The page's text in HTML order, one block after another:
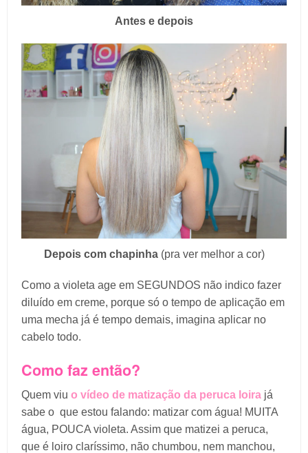
Antes e depois
Depois com chapinha (pra ver melhor a cor)
Como a violeta age em SEGUNDOS não indico fazer
diluído em creme, porque só o tempo de aplicação em
uma mecha já é tempo demais, imagina aplicar no
cabelo todo.
Como faz então?
Quem viu o vídeo de matização da peruca loira já
sabe o que estou falando: matizar com água! MUITA
água, POUCA violeta. Assim que matizei a peruca,
que é loiro claríssimo, não chumbou, nem manchou,